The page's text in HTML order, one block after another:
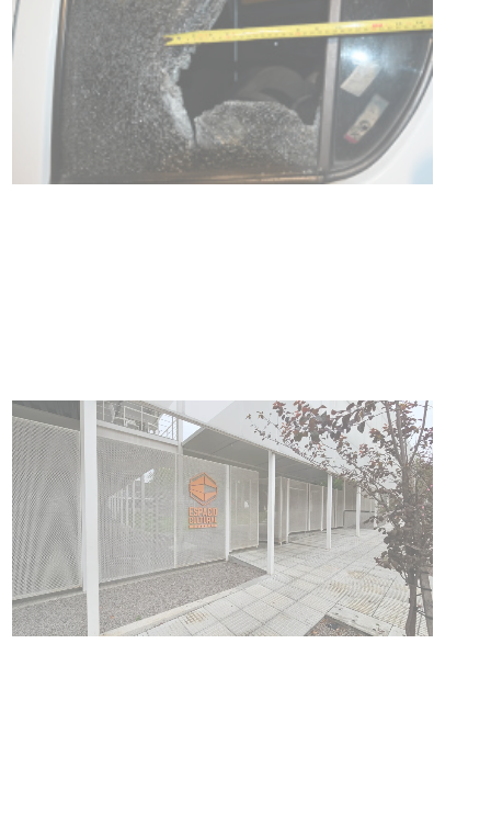
01-08-2026
Inauguran Destacamento de la
Republicana en Durazno
31-07-2026
NOTICIAS